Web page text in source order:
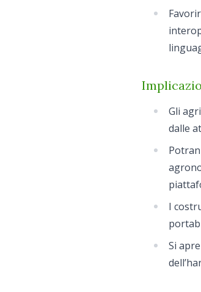
Gli
dalle
I
Si